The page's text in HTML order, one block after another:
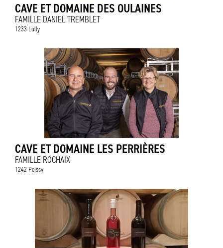
CAVE ET DOMAINE DES OULAINES
FAMILLE DANIEL TREMBLET
1233 Lully
CAVE ET DOMAINE LES PERRIÈRES
FAMILLE ROCHAIX
1242 Peissy